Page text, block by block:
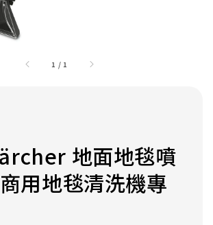
1 /1
地面地毯噴
用地毯清洗機專